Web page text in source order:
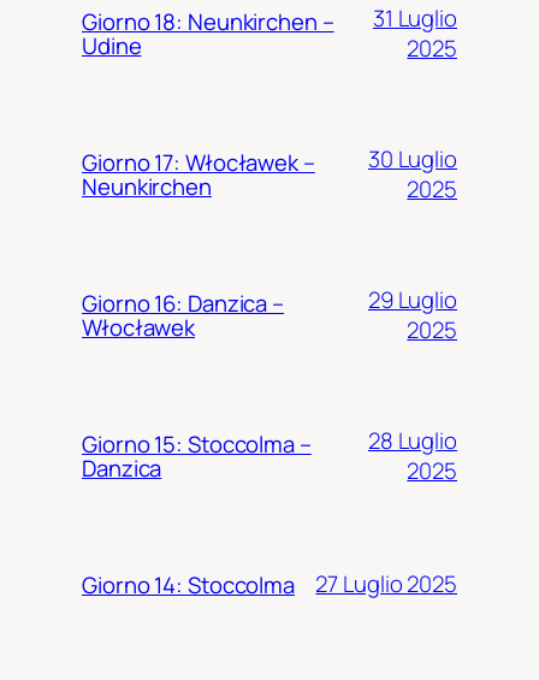
Giorno 18: Neunkirchen –
Udine
31 Luglio
2025
Giorno 17: Włocławek –
Neunkirchen
30 Luglio
2025
Giorno 16: Danzica –
Włocławek
29 Luglio
2025
Giorno 15: Stoccolma –
Danzica
28 Luglio
2025
Giorno 14: Stoccolma 27 Luglio 2025